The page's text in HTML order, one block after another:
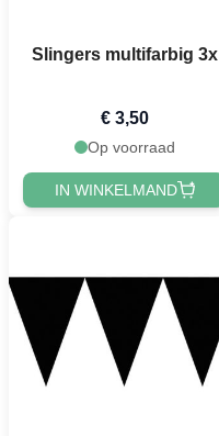
Slingers multifarbig 3x
€ 3,50
Op voorraad
IN WINKELMAND